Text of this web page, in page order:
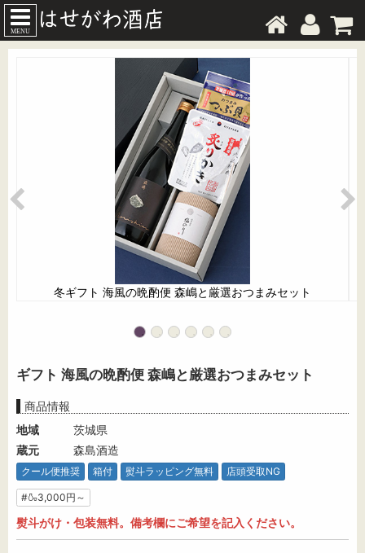
MENU
冬ギフト 海風の晩酌便 森嶋と厳選おつまみセット
ギフト 海風の晩酌便 森嶋と厳選おつまみセット
商品情報
地域
茨城県
蔵元
森島酒造
クール便推奨 箱付 熨斗ラッピング無料 店頭受取NG
#🍶3,000円～
熨斗がけ・包装無料。備考欄にご希望を記入ください。